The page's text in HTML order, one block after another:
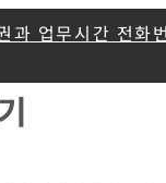
과 업무시간 전화